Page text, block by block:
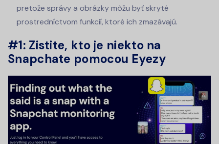
pretože správy a obrázky môžu byť skryté
prostredníctvom funkcií, ktoré ich zmazávajú.
#1: Zistite, kto je niekto na
Snapchate pomocou Eyezy